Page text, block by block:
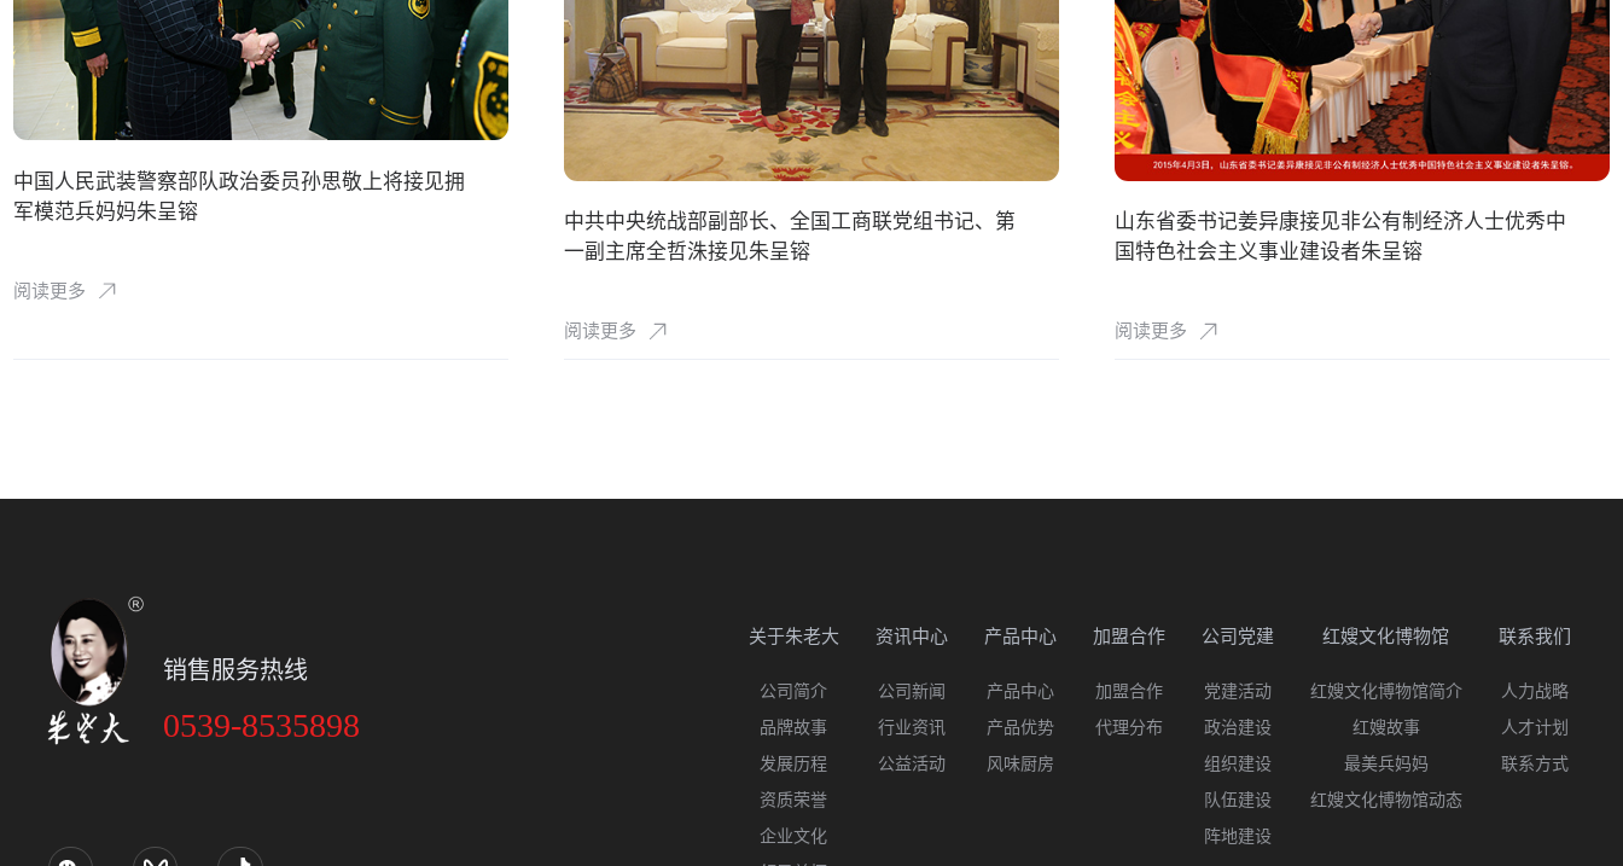
中国人民武装警察部队政治委员孙思敬上将接见拥
军模范兵妈妈朱呈镕
阅读更多
中共中央统战部副部长、全国工商联党组书记、第
一副主席全哲洙接见朱呈镕
阅读更多
山东省委书记姜异康接见非公有制经济人士优秀中
国特色社会主义事业建设者朱呈镕
阅读更多
销售服务热线
0539-8535898
关于朱老大
公司简介
品牌故事
发展历程
资质荣誉
企业文化
资讯中心
公司新闻
行业资讯
公益活动
产品中心
产品中心
产品优势
风味厨房
加盟合作
加盟合作
代理分布
公司党建
党建活动
政治建设
组织建设
队伍建设
阵地建设
红嫂文化博物馆
红嫂文化博物馆简介
红嫂故事
最美兵妈妈
红嫂文化博物馆动态
联系我们
人力战略
人才计划
联系方式